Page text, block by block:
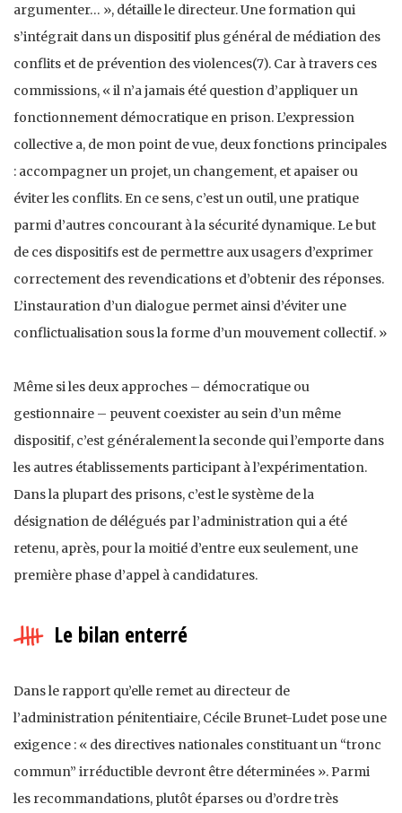
argumenter… », détaille le directeur. Une formation qui
s’intégrait dans un dispositif plus général de médiation des
conflits et de prévention des violences(7). Car à travers ces
commissions, « il n’a jamais été question d’appliquer un
fonctionnement démocratique en prison. L’expression
collective a, de mon point de vue, deux fonctions principales
: accompagner un projet, un changement, et apaiser ou
éviter les conflits. En ce sens, c’est un outil, une pratique
parmi d’autres concourant à la sécurité dynamique. Le but
de ces dispositifs est de permettre aux usagers d’exprimer
correctement des revendications et d’obtenir des réponses.
L’instauration d’un dialogue permet ainsi d’éviter une
conflictualisation sous la forme d’un mouvement collectif. »
Même si les deux approches – démocratique ou
gestionnaire – peuvent coexister au sein d’un même
dispositif, c’est généralement la seconde qui l’emporte dans
les autres établissements participant à l’expérimentation.
Dans la plupart des prisons, c’est le système de la
désignation de délégués par l’administration qui a été
retenu, après, pour la moitié d’entre eux seulement, une
première phase d’appel à candidatures.
Le bilan enterré
Dans le rapport qu’elle remet au directeur de
l’administration pénitentiaire, Cécile Brunet-Ludet pose une
exigence : « des directives nationales constituant un “tronc
commun” irréductible devront être déterminées ». Parmi
les recommandations, plutôt éparses ou d’ordre très